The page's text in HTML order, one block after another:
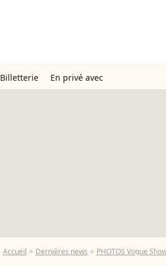
Billetterie En privé avec
Accueil Dernières news PHOTOS Vogue